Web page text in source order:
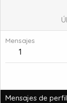
Mensajes
1
Mensajes de perfil